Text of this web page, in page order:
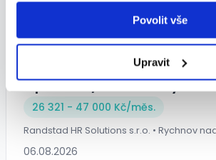
Povolit vše
Upravit
TOP
Operátor/ka kontroly
26 321 - 47 000 Kč/měs.
Randstad HR Solutions s.r.o. • Rychnov
06.08.2026